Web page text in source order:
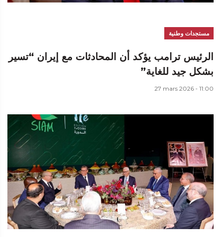
مستجدات وطنية
الرئيس ترامب يؤكد أن المحادثات مع إيران “تسير
بشكل جيد للغاية”
27 mars 2026 - 11:00